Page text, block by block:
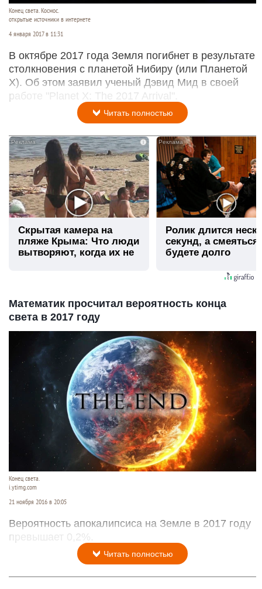
Конец света. Космос.
открытые источники в интернете
4 января 2017 в 11:31
В октябре 2017 года Земля погибнет в результате
столкновения с планетой Нибиру (или Планетой
Х). Об этом заявил ученый Дэвид Мид в своей
работе "Planet X: The 2017 Arrival".
Читать полностью
i
Скрытая камера на
пляже Крыма: Что люди
вытворяют, когда их не
Ролик длится
секунд, а
будете долго
Математик просчитал вероятность конца
света в 2017 году
Конец света.
i.ytimg.com
21 ноября 2016 в 20:05
Вероятность апокалипсиса на Земле в 2017 году
превышает 0,2%.
Читать полностью